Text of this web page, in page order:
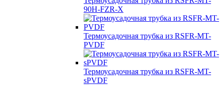
90H-FZR-X
Термоусадочная трубка из RSFR-MT-
PVDF
Термоусадочная трубка из RSFR-MT-
sPVDF